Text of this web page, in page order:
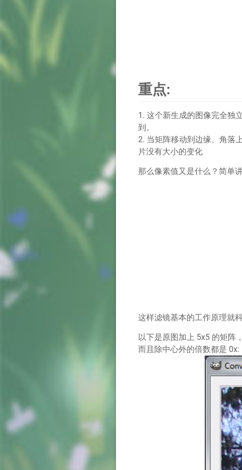
重点:
1. 这个新生成的图像完全独
到。
2. 当矩阵移动到边缘、角落
片没有大小的变化
那么像素值又是什么？简单
这样滤镜基本的工作原理就
以下是原图加上 5x5 的矩阵
而且除中心外的倍数都是 0x: